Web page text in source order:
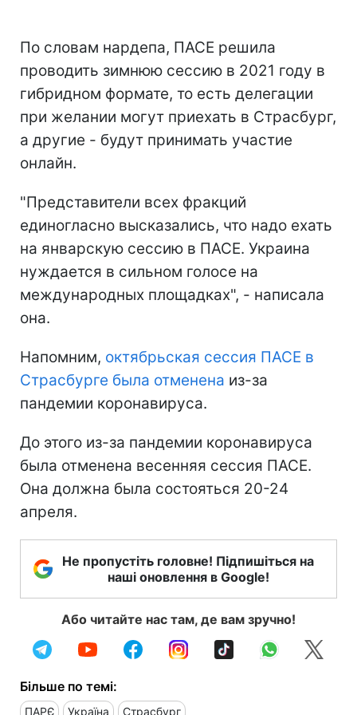
По словам нардепа, ПАСЕ решила
проводить зимнюю сессию в 2021 году в
гибридном формате, то есть делегации
при желании могут приехать в Страсбург,
а другие - будут принимать участие
онлайн.
"Представители всех фракций
единогласно высказались, что надо ехать
на январскую сессию в ПАСЕ. Украина
нуждается в сильном голосе на
международных площадках", - написала
она.
Напомним, октябрьская сессия ПАСЕ в
Страсбурге была отменена из-за
пандемии коронавируса.
До этого из-за пандемии коронавируса
была отменена весенняя сессия ПАСЕ.
Она должна была состояться 20-24
апреля.
Не пропустіть головне! Підпишіться на
наші оновлення в Google!
Або читайте нас там, де вам зручно!
Більше по темі:
ПАРЄ Україна Страсбург